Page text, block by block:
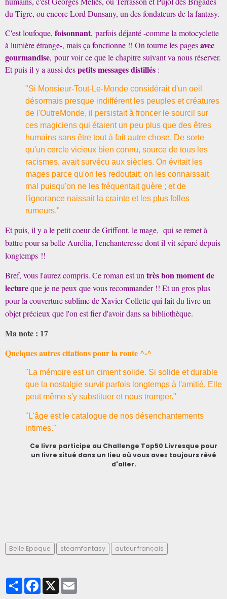
du Tigre, ou encore Lord Dunsany, un des fondateurs de la fantasy.
C'est loufoque, foisonnant, parfois déjanté -comme la motocyclette
à lumière étrange-, mais ça fonctionne !! On tourne les pagesavec
gourmandise, pour voir ce que le chapitre suivant va nous réserver.
Et puis il y a aussi despetits messages distillés :
"Si Monsieur-Tout-Le-Monde considérait d'un oeil
désormais presque indifférent les peuples et créatures
de l'OutreMonde, il persistait à froncer le sourcil sur
ces magiciens qui étaient un peu plus que des êtres
humains sans être tout à fait autre chose. De sorte
qu'un cercle vicieux bien connu, source de tous les
racismes, avait survécu aux siècles. On évitait les
mages parce qu'on les redoutait; on les connaissait
mal puisqu'on ne les fréquentait guère ; et de
l'ignorance naissait la crainte et les plus folles
rumeurs."
Et puis, il y a le petit coeur de Griffont, le mage, qui se remet à
battre pour sa belle Aurélia, l'enchanteresse dont il vit séparé depuis
longtemps !!
Bref, vous l'aurez compris. Ce roman est un très bon moment de
lectureque je ne peux que vous recommander !! Et un gros plus
pour la couverture sublime de Xavier Collette qui fait du livre un
objet précieux que l'on est fier d'avoir dans sa bibliothèque.
Ma note : 17
Quelques autres citations pour la route ^-^
"La mémoire est un ciment solide. Si solide et durable
que la nostalgie survit parfois longtemps à l'amitié. Elle
peut même s'y substituer et nous tromper."
"L'âge est le catalogue de nos désenchantements
intimes."
Ce livre participe au Challenge Top50 Livresque pour
un livre situé dans un lieu où vous avez toujours rêvé
d'aller.
Belle Epoque steamfantasy auteur français
PartagerFacebook
X